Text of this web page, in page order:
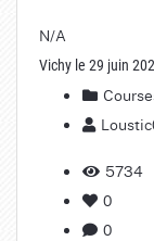
N/A
Vichy le 29 juin
5734
0
0